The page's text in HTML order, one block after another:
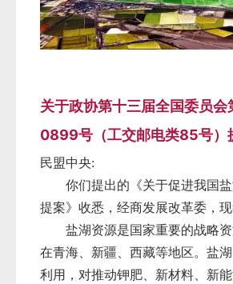
关于政协第十三届全国委员会
0899号（工交邮电类85号）
民盟中央:
你们提出的《关于促进我国
提案》收悉，经商发展改革委，现
盐湖资源是国家重要的战略
在青海、新疆、西藏等地区。盐
利用，对推动钾肥、新材料、新能